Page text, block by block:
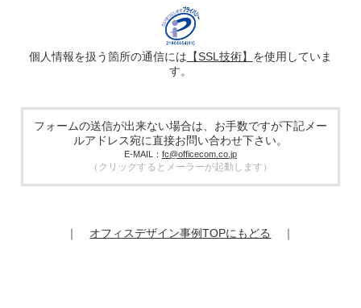
を、ハッシュ化などの適切なセキュリティ対策を施した上
で、広告配信サービス提供事業者に提供する場合がありま
す。提供した個人情報は、広告配信サービス提供事業者のプ
ライバシーポリシーに基づき取り扱われます。
5. 個人情報の取り扱い業務の委託
場合があります。その際、弊社は、個人情報を適切に保護で
きる管理体制を敷き実行していることを条件として委託先を
厳選したうえで、機密保持契約を委託先と締結し、お客様の
個人情報を厳密に管理させます。
提供記録の開示を請求することができます。
個人情報を扱う箇所の通信には 【SSL技術】 を使用していま
す。
フォームの送信が出来ない場合は、お手数ですが下記メー
ルアドレス宛に直接お問い合わせ下さい。
E-MAIL： fc@officecom.co.jp
（クリックするとメーラーが起動します）
｜ オフィスデザイン事例TOPにもどる ｜